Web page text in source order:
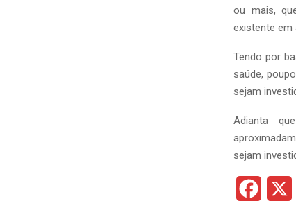
ou mais,
existente em
Tendo por
saúde,
sejam
Adianta
sejam